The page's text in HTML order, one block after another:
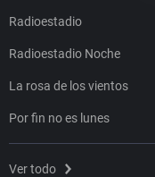
Radioestadio
Radioestadio Noche
La rosa de los vientos
Por fin no es lunes
Ver todo